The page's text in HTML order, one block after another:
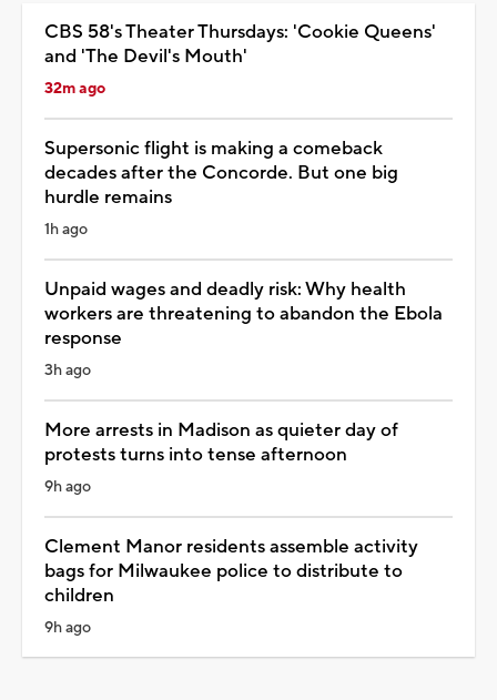
CBS 58's Theater Thursdays: 'Cookie Queens'
and 'The Devil's Mouth'
32m ago
Supersonic flight is making a comeback
decades after the Concorde. But one big
hurdle remains
1h ago
Unpaid wages and deadly risk: Why health
workers are threatening to abandon the Ebola
response
3h ago
More arrests in Madison as quieter day of
protests turns into tense afternoon
9h ago
Clement Manor residents assemble activity
bags for Milwaukee police to distribute to
children
9h ago